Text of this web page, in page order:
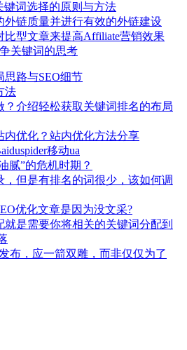
键词选择的原则与方法
外链质量并进行有效的外链建设
比型文章来提高Affiliate营销效果
关键词的思考
思路与SEO细节
法
？介绍轻松获取关键词排名的布局
内优化？站内优化方法分享
移动ua
腻”的危机时期？
，但是有排名的词很少，该如何调
优化文章是因为没文采?
就是需要你将相关的关键词分配到
布，应一箭双雕，而非仅仅为了